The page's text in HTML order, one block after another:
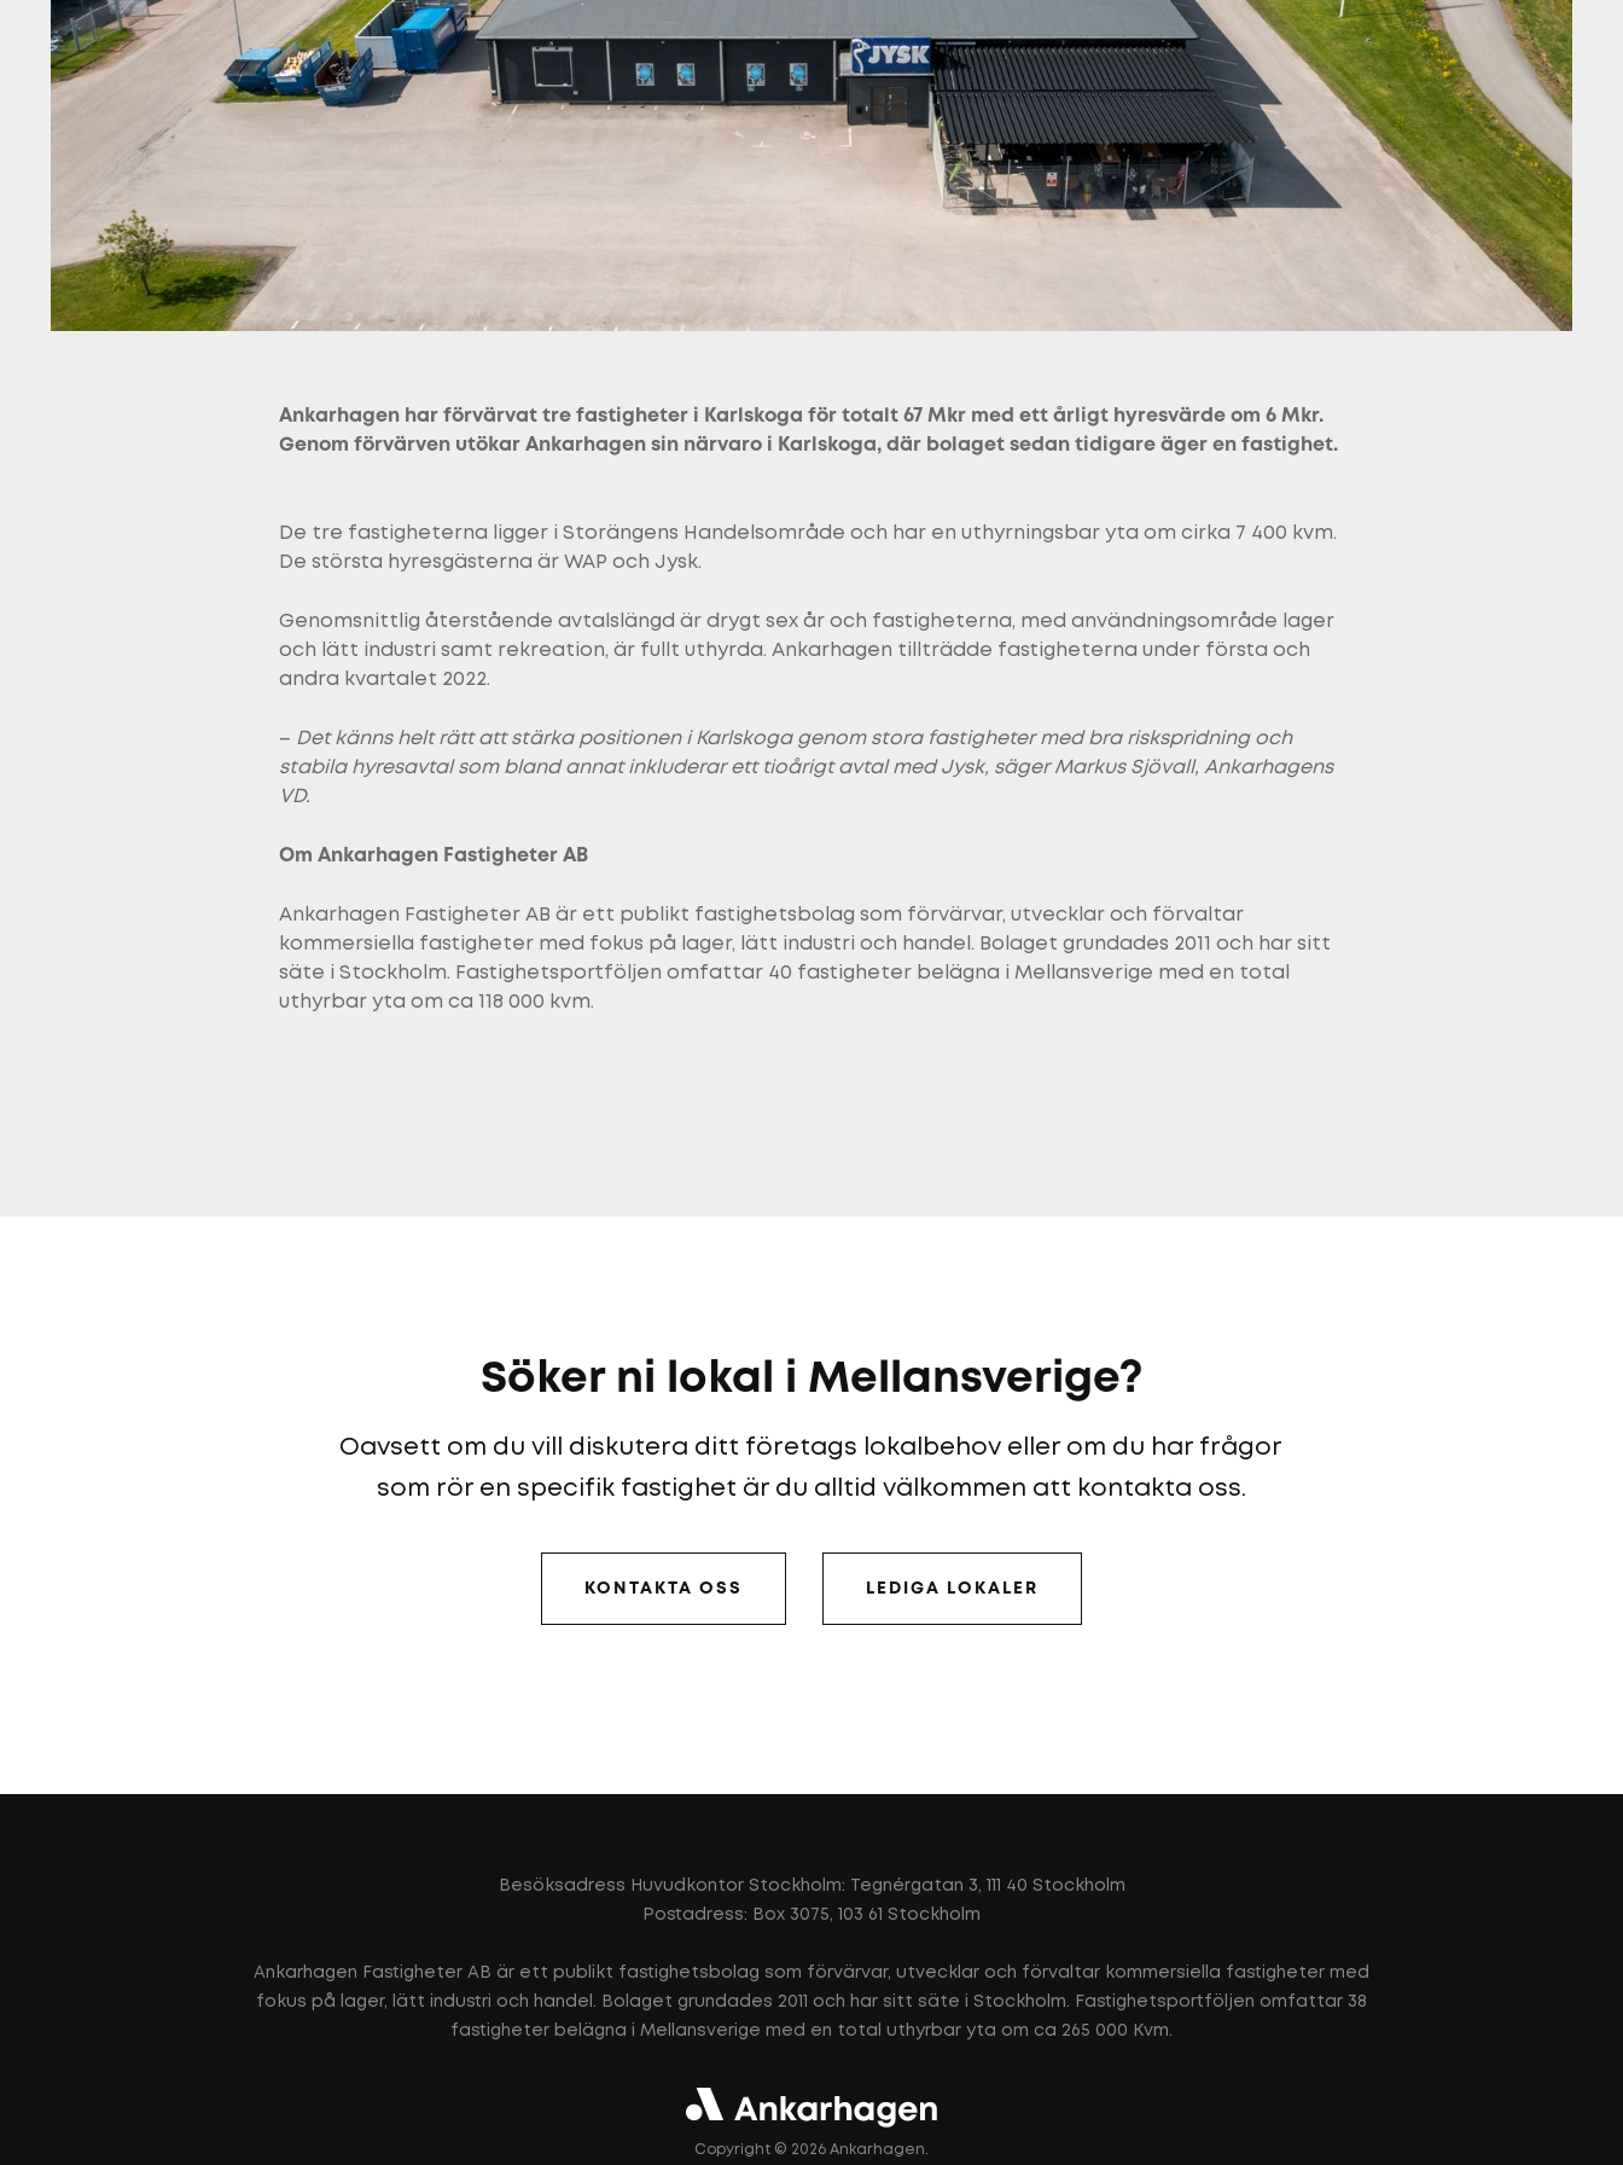
Ankarhagen har förvärvat tre fastigheter i Karlskoga för totalt 67 Mkr med ett årligt hyresvärde om 6 Mkr.
Genom förvärven utökar Ankarhagen sin närvaro i Karlskoga, där bolaget sedan tidigare äger en fastighet.
De tre fastigheterna ligger i Storängens Handelsområde och har en uthyrningsbar yta om cirka 7 400 kvm.
De största hyresgästerna är WAP och Jysk.
Genomsnittlig återstående avtalslängd är drygt sex år och fastigheterna, med användningsområde lager
och lätt industri samt rekreation, är fullt uthyrda. Ankarhagen tillträdde fastigheterna under första och
andra kvartalet 2022.
– Det känns helt rätt att stärka positionen i Karlskoga genom stora fastigheter med bra riskspridning och
stabila hyresavtal som bland annat inkluderar ett tioårigt avtal med Jysk, säger Markus Sjövall, Ankarhagens
VD.
Om Ankarhagen Fastigheter AB
Ankarhagen Fastigheter AB är ett publikt fastighetsbolag som förvärvar, utvecklar och förvaltar
kommersiella fastigheter med fokus på lager, lätt industri och handel. Bolaget grundades 2011 och har sitt
säte i Stockholm. Fastighetsportföljen omfattar 40 fastigheter belägna i Mellansverige med en total
uthyrbar yta om ca 118 000 kvm.
Söker ni lokal i Mellansverige?
Oavsett om du vill diskutera ditt företags lokalbehov eller om du har frågor
som rör en specifik fastighet är du alltid välkommen att kontakta oss.
KONTAKTA OSS LEDIGA LOKALER
Besöksadress Huvudkontor Stockholm: Tegnérgatan 3, 111 40 Stockholm
Postadress: Box 3075, 103 61 Stockholm
Ankarhagen Fastigheter AB är ett publikt fastighetsbolag som förvärvar, utvecklar och förvaltar kommersiella fastigheter med
fokus på lager, lätt industri och handel. Bolaget grundades 2011 och har sitt säte i Stockholm. Fastighetsportföljen omfattar 38
fastigheter belägna i Mellansverige med en total uthyrbar yta om ca 265 000 Kvm.
Copyright © 2026 Ankarhagen.